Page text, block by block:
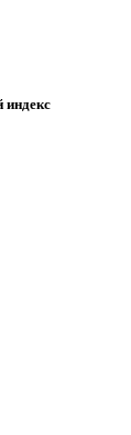
индекс